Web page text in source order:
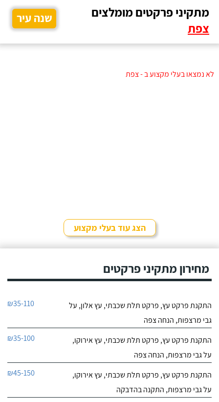
מתקיני פרקטים מומלצים
צפת
שנה עיר
לא נמצאו בעלי מקצוע ב - צפת
הצג עוד בעלי מקצוע
מחירון מתקיני פרקטים
התקנת פרקט עץ, פרקט תלת שכבתי, עץ אלון, על
גבי מרצפות, הנחה צפה
₪35-110
התקנת פרקט עץ, פרקט תלת שכבתי, עץ אירוקו,
על גבי מרצפות, הנחה צפה
₪35-100
התקנת פרקט עץ, פרקט תלת שכבתי, עץ אירוקו,
על גבי מרצפות, התקנה בהדבקה
₪45-150